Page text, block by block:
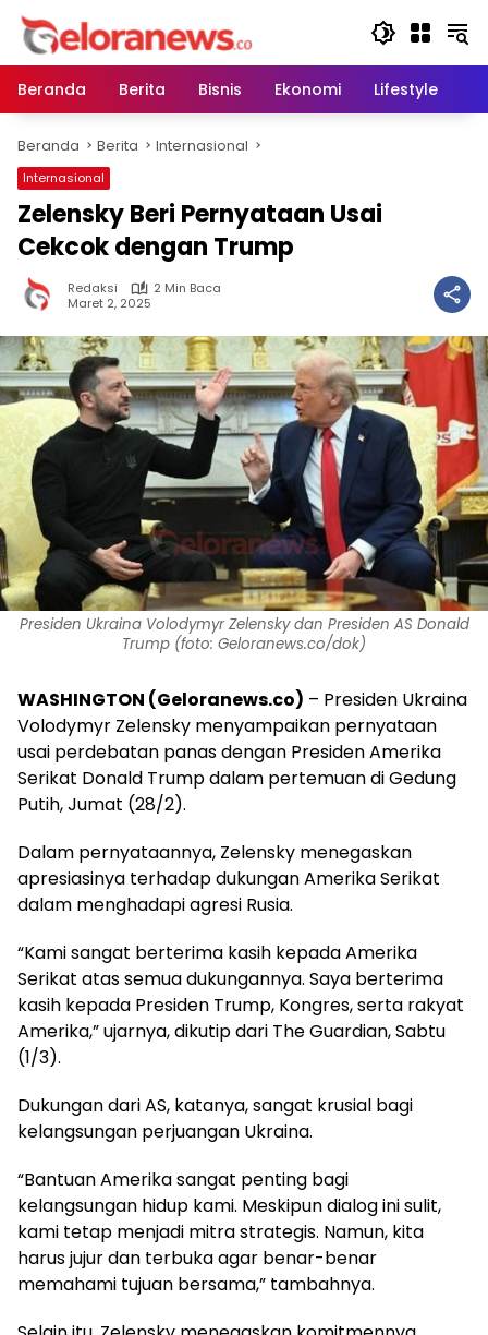
Langsung
konten
Beranda
Berita Bisnis Ekonomi Lifestyle
Beranda Berita Internasional
Internasional
Zelensky Beri Pernyataan Usai
Cekcok dengan Trump
Redaksi
2 Min Baca
Maret 2, 2025
Presiden Ukraina Volodymyr Zelensky dan Presiden AS Donald
Trump (foto: Geloranews.co/dok)
WASHINGTON (Geloranews.co) – Presiden Ukraina
Volodymyr Zelensky menyampaikan pernyataan
usai perdebatan panas dengan Presiden Amerika
Serikat Donald Trump dalam pertemuan di Gedung
Putih, Jumat (28/2).
Dalam pernyataannya, Zelensky menegaskan
apresiasinya terhadap dukungan Amerika Serikat
dalam menghadapi agresi Rusia.
“Kami sangat berterima kasih kepada Amerika
Serikat atas semua dukungannya. Saya berterima
kasih kepada Presiden Trump, Kongres, serta rakyat
Amerika,” ujarnya, dikutip dari The Guardian, Sabtu
(1/3).
Dukungan dari AS, katanya, sangat krusial bagi
kelangsungan perjuangan Ukraina.
“Bantuan Amerika sangat penting bagi
kelangsungan hidup kami. Meskipun dialog ini sulit,
kami tetap menjadi mitra strategis. Namun, kita
harus jujur dan terbuka agar benar-benar
memahami tujuan bersama,” tambahnya.